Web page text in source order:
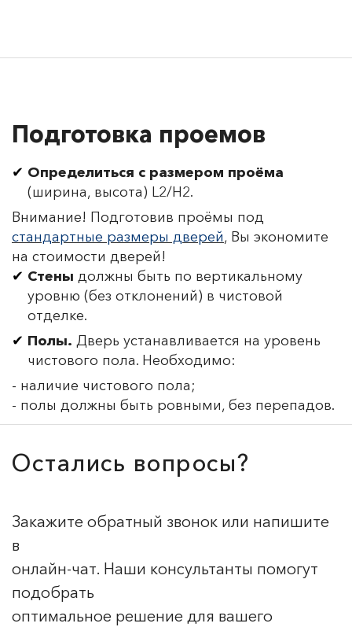
Подготовка проемов
Определиться с размером проёма
(ширина, высота) L2/H2.
Внимание! Подготовив проёмы под
стандартные размеры дверей, Вы экономите
на стоимости дверей!
Стены должны быть по вертикальному
уровню (без отклонений) в чистовой
отделке.
Полы. Дверь устанавливается на уровень
чистового пола. Необходимо:
- наличие чистового пола;
- полы должны быть ровными, без перепадов.
Остались вопросы?
Закажите обратный звонок или напишите
в
онлайн-чат. Наши консультанты помогут
подобрать
оптимальное решение для вашего